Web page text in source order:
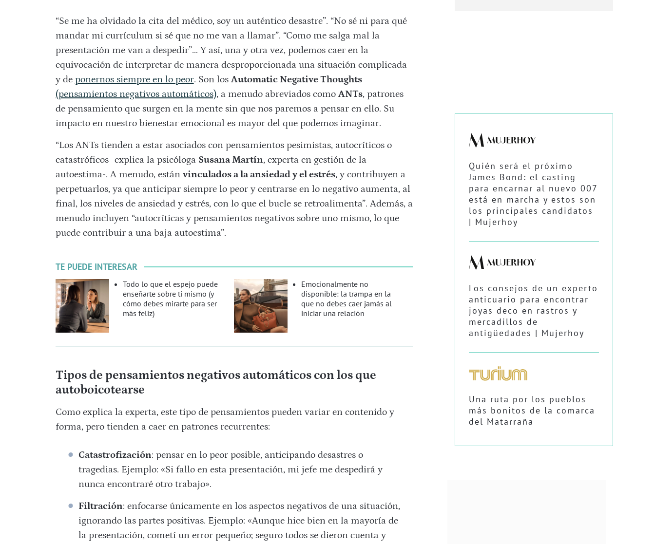
“Se me ha olvidado la cita del médico, soy un auténtico desastre”. “No sé ni para qué
mandar mi currículum si sé que no me van a llamar”. “Como me salga mal la
presentación me van a despedir”… Y así, una y otra vez, podemos caer en la
equivocación de interpretar de manera desproporcionada una situación complicada
y de ponernos siempre en lo peor. Son los Automatic Negative Thoughts
(pensamientos negativos automáticos), a menudo abreviados como ANTs, patrones
de pensamiento que surgen en la mente sin que nos paremos a pensar en ello. Su
impacto en nuestro bienestar emocional es mayor del que podemos imaginar.
“Los ANTs tienden a estar asociados con pensamientos pesimistas, autocríticos o
catastróficos -explica la psicóloga Susana Martín, experta en gestión de la
autoestima-. A menudo, están vinculados a la ansiedad y el estrés, y contribuyen a
perpetuarlos, ya que anticipar siempre lo peor y centrarse en lo negativo aumenta, al
final, los niveles de ansiedad y estrés, con lo que el bucle se retroalimenta”. Además, a
menudo incluyen “autocríticas y pensamientos negativos sobre uno mismo, lo que
puede contribuir a una baja autoestima”.
TE PUEDE INTERESAR
Todo lo que el espejo puede
enseñarte sobre ti mismo (y
cómo debes mirarte para ser
más feliz)
Emocionalmente no
disponible: la trampa en la
que no debes caer jamás al
iniciar una relación
Tipos de pensamientos negativos automáticos con los que
autoboicotearse
Como explica la experta, este tipo de pensamientos pueden variar en contenido y
forma, pero tienden a caer en patrones recurrentes:
Catastrofización: pensar en lo peor posible, anticipando desastres o
tragedias. Ejemplo: «Si fallo en esta presentación, mi jefe me despedirá y
nunca encontraré otro trabajo».
Filtración: enfocarse únicamente en los aspectos negativos de una situación,
ignorando las partes positivas. Ejemplo: «Aunque hice bien en la mayoría de
la presentación, cometí un error pequeño; seguro todos se dieron cuenta y
Quién será el próximo
James Bond: el casting
para encarnar al nuevo 007
está en marcha y estos son
los principales candidatos
| Mujerhoy
Los consejos de un experto
anticuario para encontrar
joyas deco en rastros y
mercadillos de
antigüedades | Mujerhoy
Una ruta por los pueblos
más bonitos de la comarca
del Matarraña